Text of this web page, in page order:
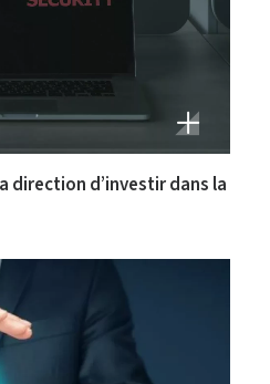
direction d’investir dans la